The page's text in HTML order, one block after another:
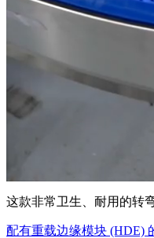
这款非常卫生、耐用的转
配有重载边缘模块 (HDE)